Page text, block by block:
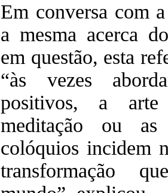
Em conversa com
a mesma acerca
em questão, esta
“às vezes
positivos, a arte
meditação ou
colóquios incidem
transformação